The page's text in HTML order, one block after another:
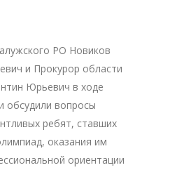
РО Новиков
и Прокурор области
Юрьевич в ходе
обсудили вопросы
ребят, ставших
оказания им
ориентации